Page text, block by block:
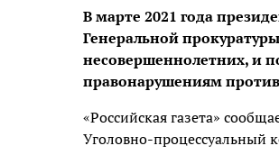
В марте 2021 года
Генеральной
несовершеннолетних, и
правонарушениям
«Российская газета»
Уголовно-процессуальный